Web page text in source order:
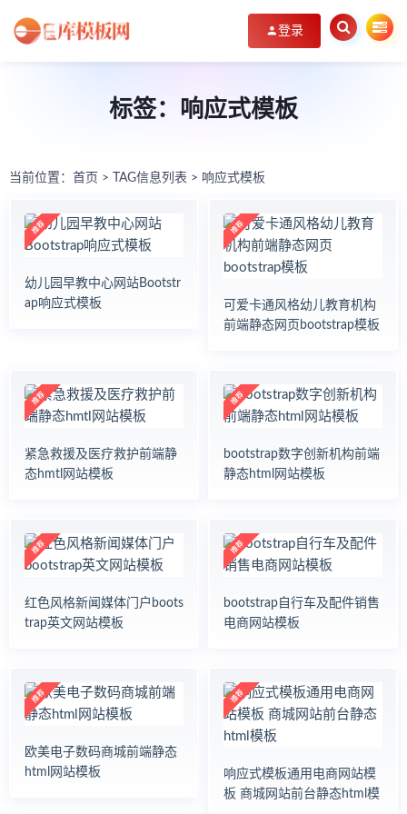
登录
标签：响应式模板
当前位置： 首页 > TAG信息列表 > 响应式模板
幼儿园早教中心网站Bootstr
ap响应式模板
可爱卡通风格幼儿教育机构
前端静态网页bootstrap模板
紧急救援及医疗救护前端静
态hmtl网站模板
bootstrap数字创新机构前端
静态html网站模板
红色风格新闻媒体门户boots
trap英文网站模板
bootstrap自行车及配件销售
电商网站模板
欧美电子数码商城前端静态
html网站模板
响应式模板通用电商网站模
板 商城网站前台静态html模